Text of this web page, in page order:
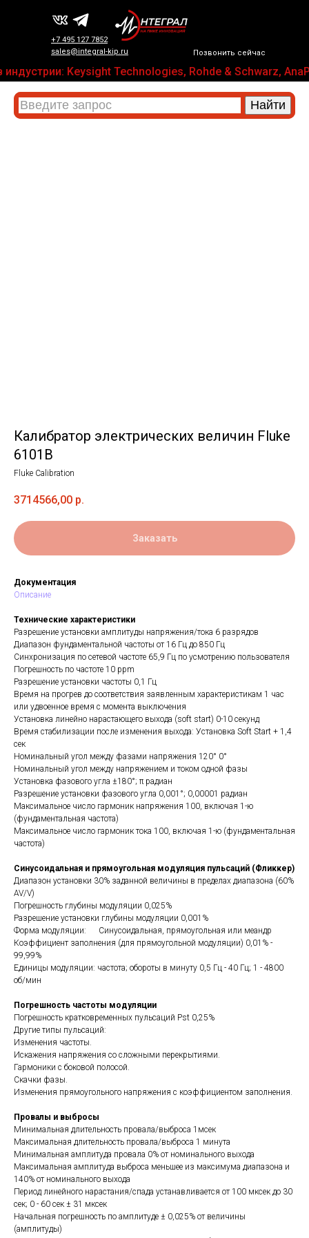
Позвонить сейчас
+7 495 127 7852
sales@integral-kip.ru
Keysight Technologies, Rohde & Schwarz,
Калибратор электрических величин Fluke
6101B
Fluke Calibration
3714566,00 р.
Заказать
Документация
Описание
Технические характеристики
Разрешение установки амплитуды напряжения/тока 6 разрядов
Диапазон фундаментальной частоты от 16 Гц до 850 Гц
Синхронизация по сетевой частоте 65,9 Гц по усмотрению пользователя
Погрешность по частоте 10 ppm
Разрешение установки частоты 0,1 Гц
Время на прогрев до соответствия заявленным характеристикам 1 час
или удвоенное время с момента выключения
Установка линейно нарастающего выхода (soft start) 0-10 секунд
Время стабилизации после изменения выхода: Установка Soft Start + 1,4
сек
Номинальный угол между фазами напряжения 120° 0°
Номинальный угол между напряжением и током одной фазы
Установка фазового угла ±180°; π радиан
Разрешение установки фазового угла 0,001°; 0,00001 радиан
Максимальное число гармоник напряжения 100, включая 1-ю
(фундаментальная частота)
Максимальное число гармоник тока 100, включая 1-ю (фундаментальная
частота)
Синусоидальная и прямоугольная модуляция пульсаций (Фликкер)
Диапазон установки 30% заданной величины в пределах диапазона (60%
AV/V)
Погрешность глубины модуляции 0,025%
Разрешение установки глубины модуляции 0,001%
Форма модуляции: Синусоидальная, прямоугольная или меандр
Коэффициент заполнения (для прямоугольной модуляции) 0,01% -
99,99%
Единицы модуляции: частота; обороты в минуту 0,5 Гц - 40 Гц; 1 - 4800
об/мин
Погрешность частоты модуляции
Погрешность кратковременных пульсаций Pst 0,25%
Другие типы пульсаций:
Изменения частоты.
Искажения напряжения со сложными перекрытиями.
Гармоники с боковой полосой.
Скачки фазы.
Изменения прямоугольного напряжения с коэффициентом заполнения.
Провалы и выбросы
Минимальная длительность провала/выброса 1мсек
Максимальная длительность провала/выброса 1 минута
Минимальная амплитуда провала 0% от номинального выхода
Максимальная амплитуда выброса меньшее из максимума диапазона и
140% от номинального выхода
Период линейного нарастания/спада устанавливается от 100 мксек до 30
сек; 0 - 60 сек ± 31 мксек
Начальная погрешность по амплитуде ± 0,025% от величины
(амплитуды)